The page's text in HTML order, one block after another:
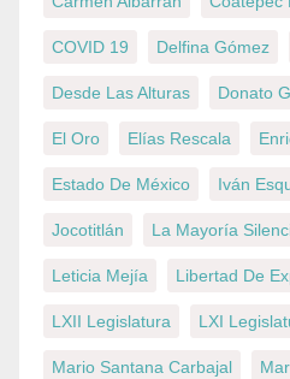
COVID 19 Delfina Gómez
Desde Las Alturas Donato
El Oro Elías Rescala
Estado De México Iván
Jocotitlán La Mayoría
Leticia Mejía Libertad De
LXII Legislatura LXI
Mario Santana Carbajal